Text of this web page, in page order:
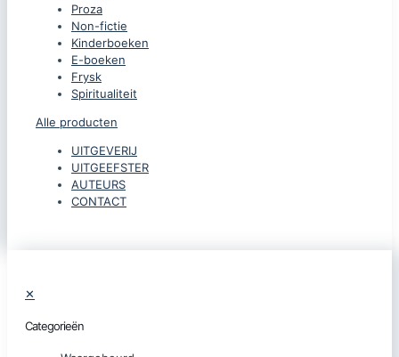
Proza
Non-fictie
Kinderboeken
E-boeken
Frysk
Spiritualiteit
Alle producten
UITGEVERIJ
UITGEEFSTER
AUTEURS
CONTACT
✕
Categorieën